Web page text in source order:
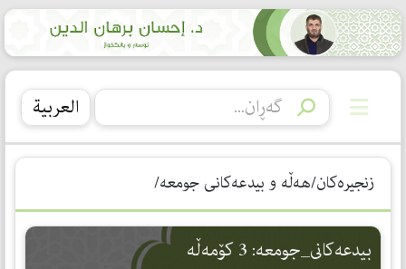
العربیة
زنجیرەکان/هه‌ڵه‌ و بیدعه‌كانی جومعە/
بيدعه‌كانى_جومعه: 3 كۆمه‌ڵه‌